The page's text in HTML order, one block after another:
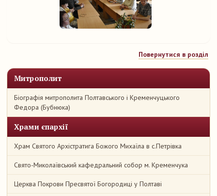
Митрополит
Біографія митрополита Полтавського і Кременчуцького
Федора (Бубнюка)
Храми єпархії
Храм Святого Архістратига Божого Михаїла в с.Петрівка
Свято-Миколаївський кафедральний собор м. Кременчука
Церква Покрови Пресвятої Богородиці у Полтаві
Повернутися в розділ